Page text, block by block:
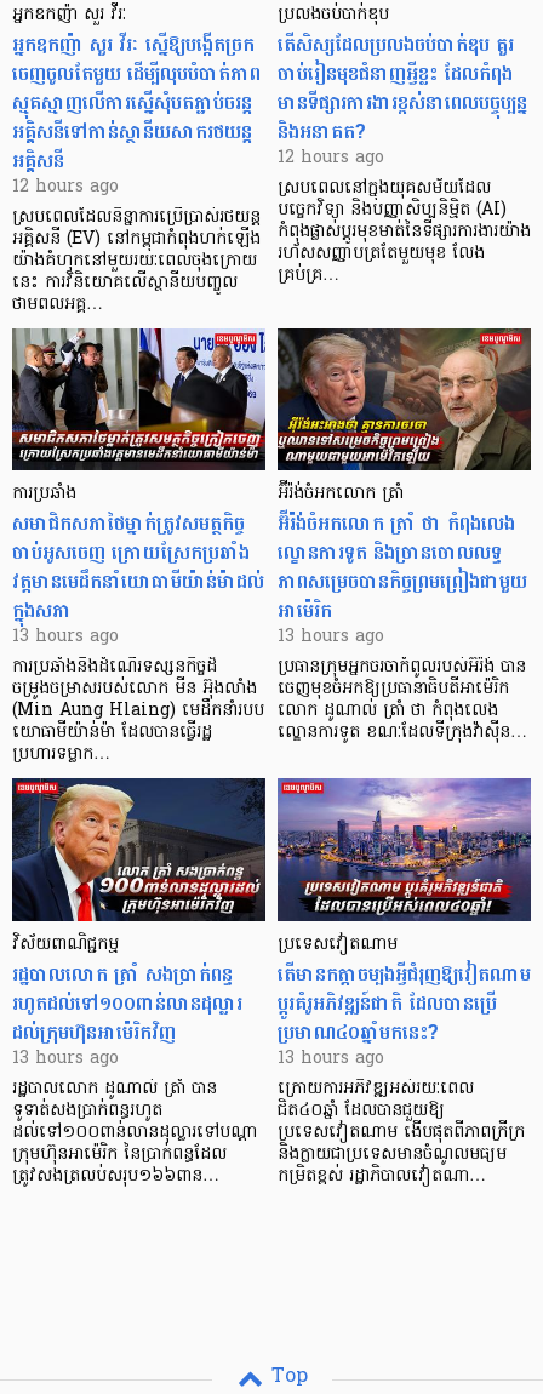
អ្នកឧកញ៉ា សួរ វីរៈ
អ្នកឧកញ៉ា សួរ វីរៈ ស្នើឱ្យបង្កើតច្រក
ចេញចូលតែមួយ ដើម្បីលុបបំបាត់ភាព
ស្មុគស្មាញលើការស្នើសុំបតភ្ជាប់ចរន្ត
អគ្គិសនីទៅកាន់ស្ថានីយសាករថយន្ត
អគ្គិសនី
12 hours ago
ស្របពេលដែលនិន្នាការប្រើប្រាស់រថយន្ត
អគ្គិសនី (EV) នៅកម្ពុជាកំពុងហក់ឡើង
យ៉ាងគំហុកនៅមួយរយៈពេលចុងក្រោយ
នេះ ការវិនិយោគលើស្ថានីយបញ្ចូល
ថាមពលអគ្គ…
ប្រលងចប់បាក់ឌុប
តើសិស្សដែលប្រលងចប់បាក់ឌុប គួរ
ចាប់រៀនមុខជំនាញអ្វីខ្លះ ដែលកំពុង
មានទីផ្សារការងារខ្ពស់នាពេលបច្ចុប្បន្ន
និងអនាគត?
12 hours ago
ស្របពេលនៅក្នុងយុគសម័យដែល
បច្ចេកវិទ្យា និងបញ្ញាសិប្បនិម្មិត (AI)
កំពុងផ្លាស់ប្តូរមុខមាត់នៃទីផ្សារការងារយ៉ាង
រហ័សសញ្ញាបត្រតែមួយមុខ លែង
គ្រប់គ្រ…
ការប្រឆាំង
សមាជិកសភាថៃម្នាក់ត្រូវសមត្ថកិច្ច
ចាប់អូសចេញ ក្រោយស្រែកប្រឆាំង
វត្តមានមេដឹកនាំយោធាមីយ៉ាន់ម៉ាដល់
ក្នុងសភា
13 hours ago
ការប្រឆាំងនឹងដំណើរទស្សនកិច្ចដ៏
ចម្រូងចម្រាសរបស់លោក មីន អ៊ុងលាំង
(Min Aung Hlaing) មេដឹកនាំរបប
យោធាមីយ៉ាន់ម៉ា ដែលបានធ្វើរដ្ឋ
ប្រហារទម្លាក…
អ៊ីរ៉ង់ចំអកលោក ត្រាំ
អ៊ីរ៉ង់ចំអកលោក ត្រាំ ថា កំពុងលេង
ល្ខោនការទូត និងច្រានចោលលទ្ធ
ភាពសម្រេចបានកិច្ចព្រមព្រៀងជាមួយ
អាម៉េរិក
13 hours ago
ប្រធានក្រុមអ្នកចរចាកំពូលរបស់អ៊ីរ៉ង់ បាន
ចេញមុខចំអកឱ្យប្រធានាធិបតីអាម៉េរិក
លោក ដូណាល់ ត្រាំ ថា កំពុងលេង
ល្ខោនការទូត ខណៈដែលទីក្រុងវ៉ាស៊ីន…
វិស័យ​ពាណិជ្ជកម្ម
រដ្ឋបាលលោក ត្រាំ សងប្រាក់ពន្ធ
រហូតដល់ទៅ១០០ពាន់លានដុល្លារ
ដល់ក្រុមហ៊ុនអាម៉េរិកវិញ
13 hours ago
រដ្ឋបាលលោក ដូណាល់ ត្រាំ បាន​
ទូទាត់សងប្រាក់ពន្ធរហូត
ដល់ទៅ១០០ពាន់លានដុល្លារទៅបណ្ដា
ក្រុមហ៊ុនអាម៉េរិក នៃប្រាក់ពន្ធដែល
ត្រូវសងត្រលប់សរុប១៦៦ពាន…
ប្រទេសវៀតណាម
តើមានកត្តាចម្បងអ្វីជំរុញឱ្យវៀតណាម
ប្តូរគំរូអភិវឌ្ឍន៍ជាតិ ដែលបានប្រើ
ប្រមាណ៤០ឆ្នាំមកនេះ?
13 hours ago
ក្រោយការអភិវឌ្ឍអស់រយៈពេល
ជិត៤០ឆ្នាំ ដែលបានជួយឱ្យ​
ប្រទេសវៀតណាម ងើប​ផុតពីភាពក្រីក្រ
និងក្លាយជាប្រទេសមានចំណូលមធ្យម
កម្រិតខ្ពស់ រដ្ឋាភិបាលវៀតណា…
Top